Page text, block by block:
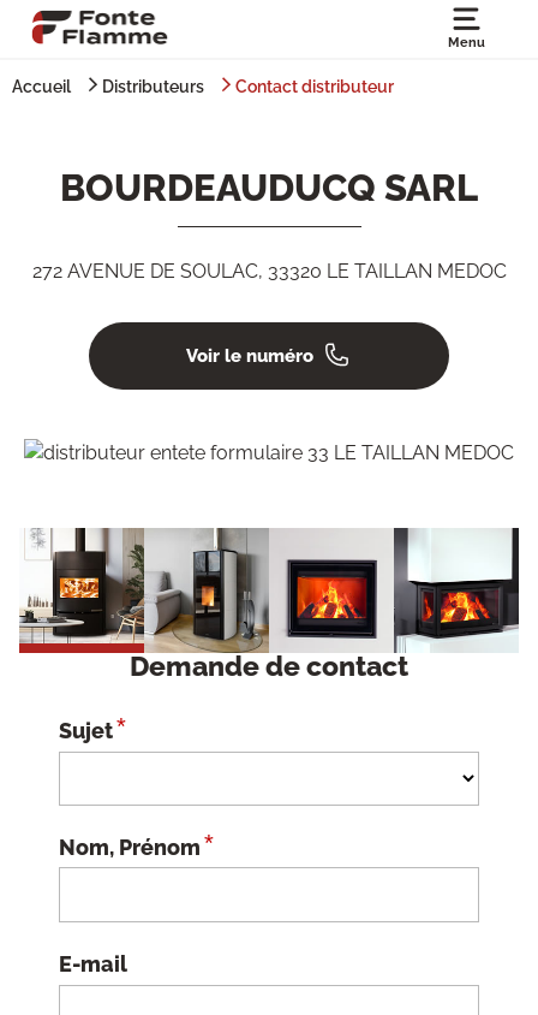
Menu
Accueil Distributeurs Contact distributeur
BOURDEAUDUCQ SARL
272 AVENUE DE SOULAC, 33320 LE TAILLAN MEDOC
Voir le numéro
Demande de contact
Sujet*
Nom, Prénom*
E-mail